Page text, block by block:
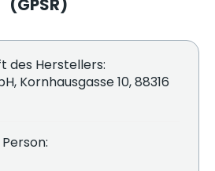
(GPSR)
des Herstellers:
Kornhausgasse 10, 88316